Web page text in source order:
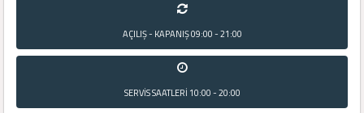
AÇILIŞ - KAPANIŞ09:00 - 21:00
SERVİS SAATLERİ 10:00 - 20:00